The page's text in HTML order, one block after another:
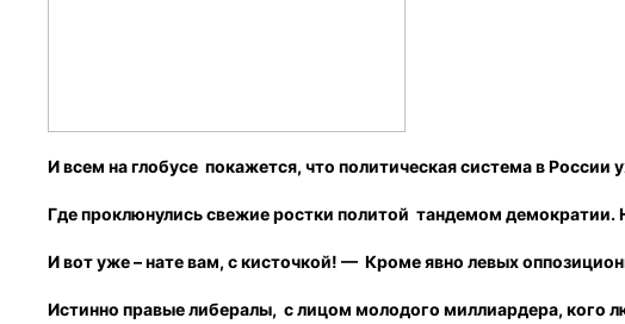
И всем на глобусе покажется, что политическая система в
Где проклюнулись свежие ростки политой тандемом демократии.
И вот уже – нате вам, с кисточкой! — Кроме явно левых
Истинно правые либералы, с лицом молодого миллиардера, кого